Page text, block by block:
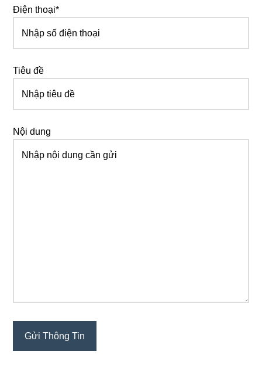
Điện thoại*
Tiêu đề
Nội dung